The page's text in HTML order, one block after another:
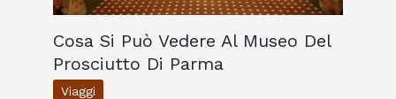
Cosa Si Può Vedere Al Museo Del
Prosciutto Di Parma
Viaggi